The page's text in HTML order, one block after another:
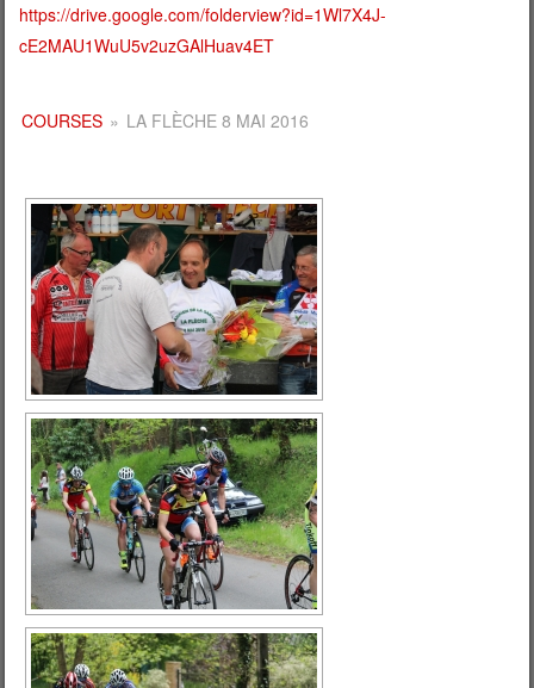
https://drive.google.com/folderview?id=1Wl7X4J-
cE2MAU1WuU5v2uzGAlHuav4ET
COURSES » LA FLÈCHE 8 MAI 2016